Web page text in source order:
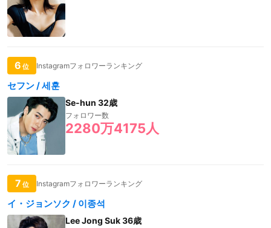
6 位 Instagramフォロワーランキング
セフン / 세훈
Se-hun 32歳
フォロワー数
2280万4175人
7 位 Instagramフォロワーランキング
イ・ジョンソク / 이종석
Lee Jong Suk 36歳